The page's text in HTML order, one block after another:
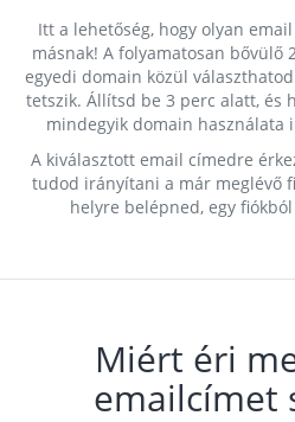
Itt a lehetőség, hogy olyan
másnak! A folyamatosan bővülő
egyedi domain közül
tetszik. Állítsd be 3 perc alatt, és
mindegyik domain használata
A kiválasztott email címedre
tudod irányítani a már meglévő
helyre belépned, egy
Miért éri
emailcímet